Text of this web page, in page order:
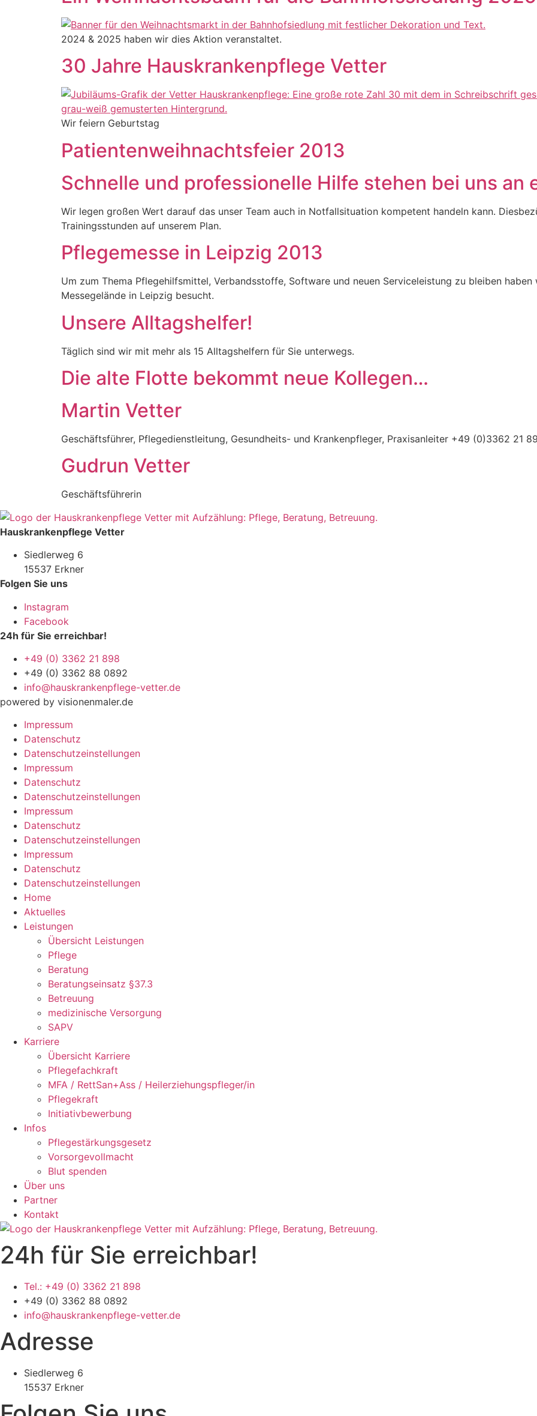
2024 & 2025 haben wir dies Aktion veranstaltet.
30 Jahre Hauskrankenpflege Vetter
Wir feiern Geburtstag
Patientenweihnachtsfeier 2013
Schnelle und professionelle Hilfe stehen bei uns an
Wir legen großen Wert darauf das unser Team auch in Notfallsituation kompetent handeln kann.
Trainingsstunden auf unserem Plan.
Pflegemesse in Leipzig 2013
Um zum Thema Pflegehilfsmittel, Verbandsstoffe, Software und neuen Serviceleistung zu bleiben
Messegelände in Leipzig besucht.
Unsere Alltagshelfer!
Täglich sind wir mit mehr als 15 Alltagshelfern für Sie unterwegs.
Die alte Flotte bekommt neue Kollegen…
Martin Vetter
Geschäftsführer, Pflegedienstleitung, Gesundheits- und Krankenpfleger, Praxisanleiter +49 (0)3362 21
Gudrun Vetter
Geschäftsführerin
Hauskrankenpflege Vetter
Siedlerweg 6
15537 Erkner
Folgen Sie uns
Instagram
Facebook
24h für Sie erreichbar!
+49 (0) 3362 21 898
+49 (0) 3362 88 0892
info@hauskrankenpflege-vetter.de
powered by visionenmaler.de
Impressum
Datenschutz
Datenschutzeinstellungen
Impressum
Datenschutz
Datenschutzeinstellungen
Impressum
Datenschutz
Datenschutzeinstellungen
Impressum
Datenschutz
Datenschutzeinstellungen
Home
Aktuelles
Leistungen
Übersicht Leistungen
Pflege
Beratung
Beratungseinsatz §37.3
Betreuung
medizinische Versorgung
SAPV
Karriere
Übersicht Karriere
Pflegefachkraft
MFA / RettSan+Ass / Heilerziehungspfleger/in
Pflegekraft
Initiativbewerbung
Infos
Pflegestärkungsgesetz
Vorsorgevollmacht
Blut spenden
Über uns
Partner
Kontakt
24h für Sie erreichbar!
Tel.: +49 (0) 3362 21 898
+49 (0) 3362 88 0892
info@hauskrankenpflege-vetter.de
Adresse
Siedlerweg 6
15537 Erkner